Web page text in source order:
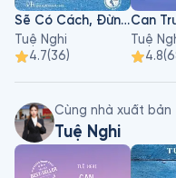
nghiệp, trở thành đại sứ
nước và quốc tế. Sẽ Có Cách, Đừng Lo!
Tuệ Nghi
4.7(36)
Tuệ
4.8(
Cùng nhà xuất bản
Tuệ Nghi